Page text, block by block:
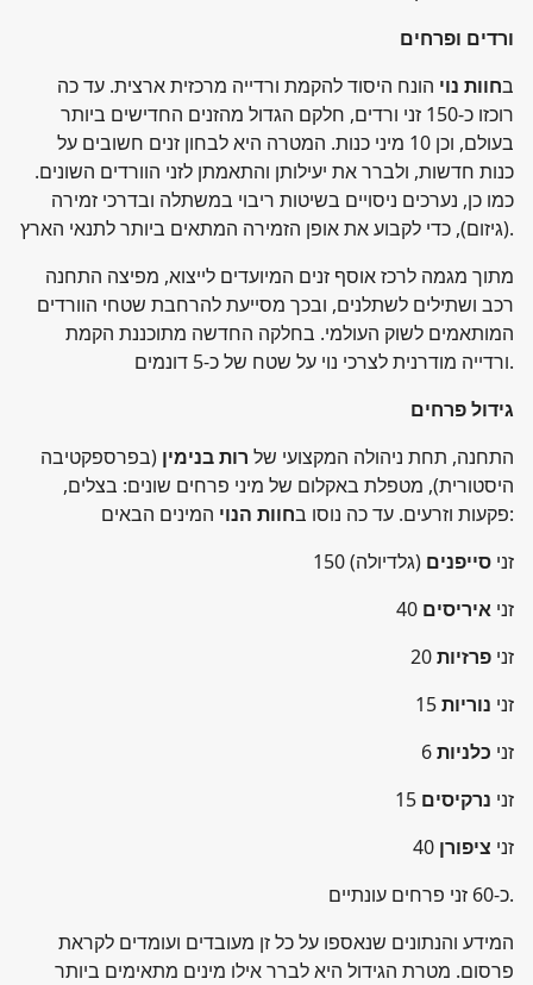
ורדים ופרחים
בחוות נוי הונח היסוד להקמת ורדייה מרכזית ארצית. עד כה
רוכזו כ-150 זני ורדים, חלקם הגדול מהזנים החדישים ביותר
בעולם, וכן 10 מיני כנות. המטרה היא לבחון זנים חשובים על
כנות חדשות, ולברר את יעילותן והתאמתן לזני הוורדים השונים.
כמו כן, נערכים ניסויים בשיטות ריבוי במשתלה ובדרכי זמירה
(גיזום), כדי לקבוע את אופן הזמירה המתאים ביותר לתנאי הארץ.
מתוך מגמה לרכז אוסף זנים המיועדים לייצוא, מפיצה התחנה
רכב ושתילים לשתלנים, ובכך מסייעת להרחבת שטחי הוורדים
המותאמים לשוק העולמי. בחלקה החדשה מתוכננת הקמת
ורדייה מודרנית לצרכי נוי על שטח של כ-5 דונמים.
גידול פרחים
התחנה, תחת ניהולה המקצועי של רות בנימין (בפרספקטיבה
היסטורית), מטפלת באקלום של מיני פרחים שונים: בצלים,
פקעות וזרעים. עד כה נוסו בחוות הנוי
המינים הבאים:
150 זני סייפנים (גלדיולה)
40 זני איריסים
20 זני פרזיות
15 זני נוריות
6 זני כלניות
15 זני נרקיסים
40 זני ציפורן
כ-60 זני פרחים עונתיים.
המידע והנתונים שנאספו על כל זן מעובדים ועומדים לקראת
פרסום. מטרת הגידול היא לברר אילו מינים מתאימים ביותר